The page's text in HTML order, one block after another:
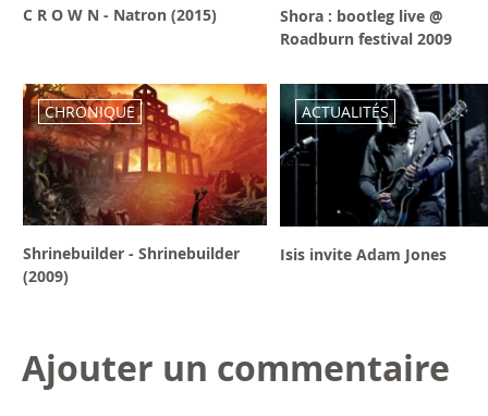
C R O W N - Natron (2015)
Shora : bootleg live @
Roadburn festival 2009
CHRONIQUE
Shrinebuilder - Shrinebuilder
(2009)
ACTUALITÉS
Isis invite Adam Jones
Ajouter un commentaire